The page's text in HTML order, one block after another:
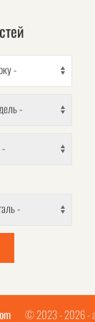
-
-
-
-
© 2023 - 2026 -